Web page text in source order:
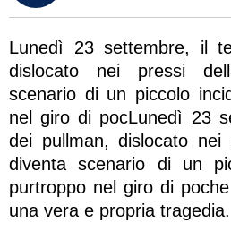
Lunedì 23 settembre, il
dislocato nei pressi
scenario di un piccolo
nel giro di pocLunedì 23
dei pullman, dislocato nei
diventa scenario di un
purtroppo nel giro di
una vera e propria tragedia.